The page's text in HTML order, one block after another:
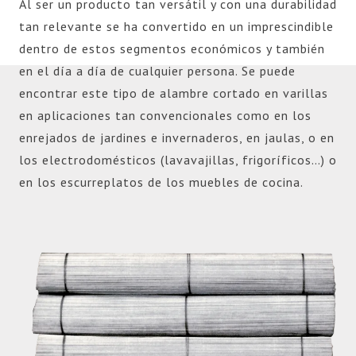
Descubre la diferencia que un fabricante experto en
alambre cortado en varillas puede hacer en tu
próximo proyecto.
Al ser un producto tan versátil y con una durabilidad
tan relevante se ha convertido en un imprescindible
dentro de estos segmentos económicos y también
en el día a día de cualquier persona. Se puede
encontrar este tipo de alambre cortado en varillas
en aplicaciones tan convencionales como en los
enrejados de jardines e invernaderos, en jaulas, o en
los electrodomésticos (lavavajillas, frigoríficos…) o
en los escurreplatos de los muebles de cocina.